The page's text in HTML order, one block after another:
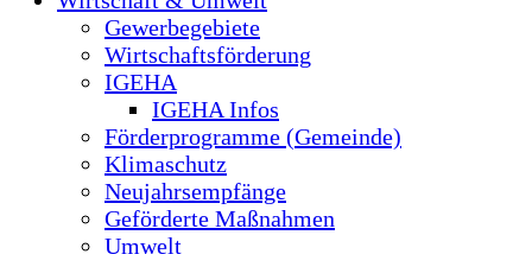
Gewerbegebiete
Wirtschaftsförderung
IGEHA
IGEHA Infos
Förderprogramme (Gemeinde)
Klimaschutz
Neujahrsempfänge
Geförderte Maßnahmen
Umwelt